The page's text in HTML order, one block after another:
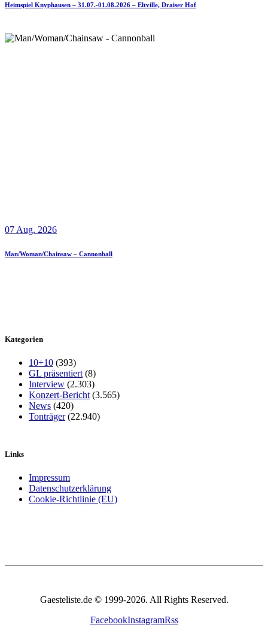
Heimspiel Knyphausen – 31.07.-01.08.2026 – Eltville, Draiser Hof
07 Aug. 2026
Man/Woman/Chainsaw – Cannonball
Kategorien
10+10 (393)
GL präsentiert (8)
Interview (2.303)
Konzert-Bericht (3.565)
News (420)
Tonträger(22.940)
Links
Impressum
Datenschutzerklärung
Cookie-Richtlinie (EU)
Gaesteliste.de © 1999-2026. All Rights Reserved.
FacebookInstagramRss